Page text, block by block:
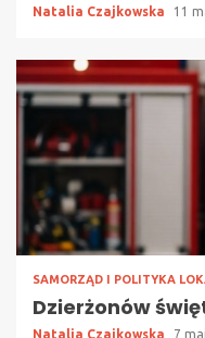
Natalia Czajkowska 11
SAMORZĄD I POLITYKA
Dzierżonów
Natalia Czajkowska 7